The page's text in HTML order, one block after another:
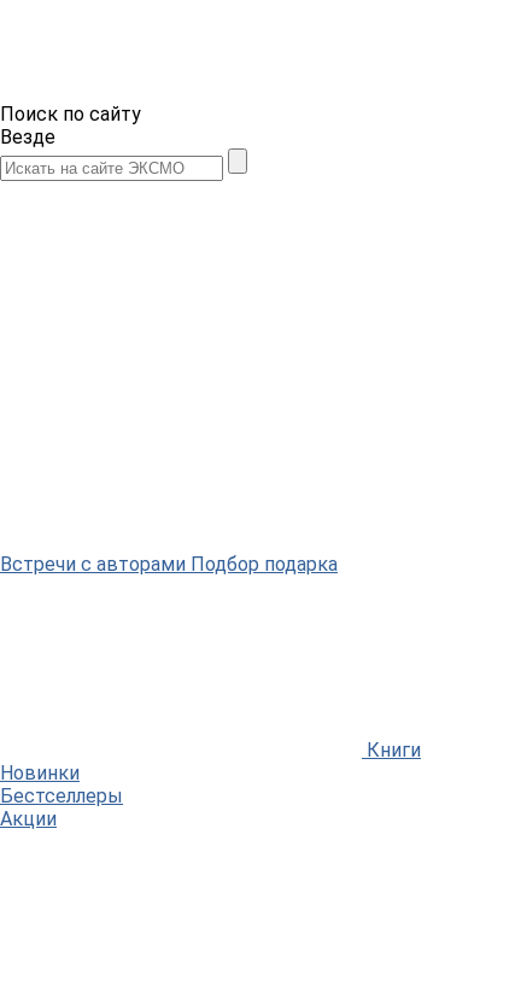
Поиск по сайту
Везде
Встречи с авторами Подбор подарка
Книги
Новинки
Бестселлеры
Акции